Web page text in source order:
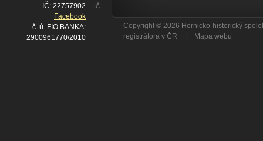
IČ
IČ: 22757902
Facebook
č. ú. FIO BANKA:
2900961770/2010
Copyright © 2026 Hornicko-historický
registrátora v ČR
Mapa webu